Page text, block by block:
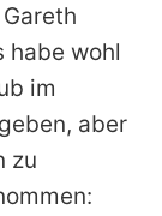
habe wohl
im
aber
zu